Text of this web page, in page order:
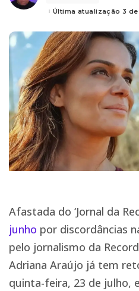
Última atualização 3
Afastada do ‘Jornal da
junho por discordâncias
pelo jornalismo da
Adriana Araújo já tem
quinta-feira, 23 de julho,